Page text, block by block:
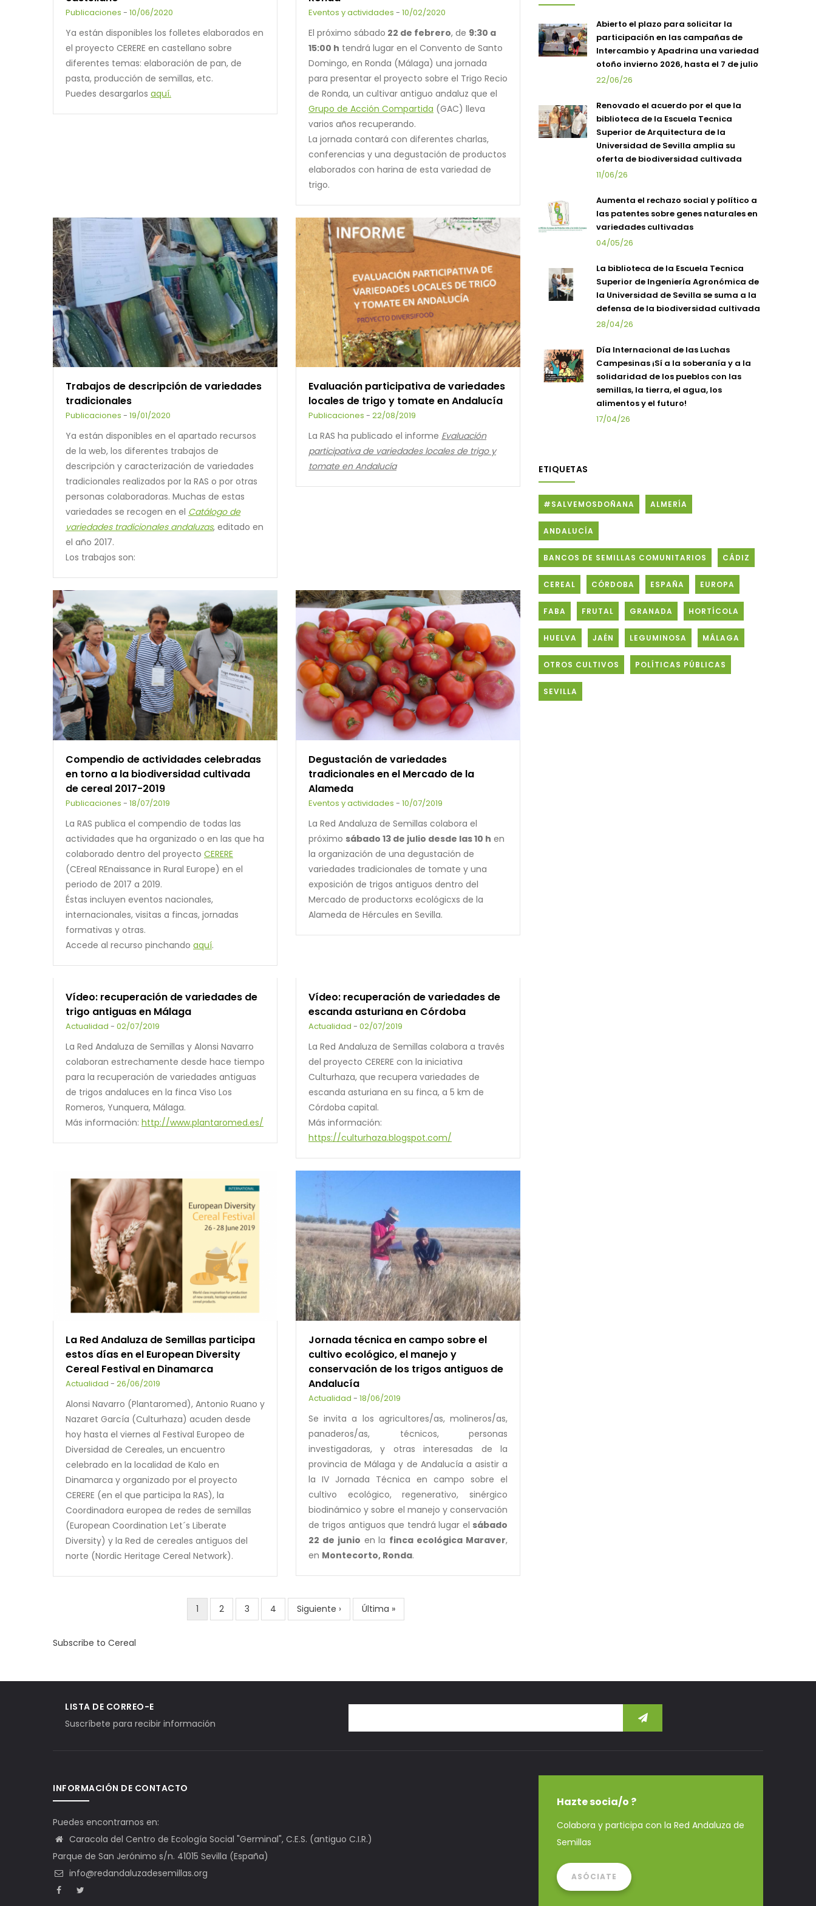
Publicaciones - 10/06/2020
Ya están disponibles los folletes elaborados en
el proyecto CERERE en castellano sobre
diferentes temas: elaboración de pan, de
pasta, producción de semillas, etc.
Puedes desargarlos aquí.
Eventos y actividades - 10/02/2020
El próximo sábado 22 de febrero, de 9:30 a
15:00 h tendrá lugar en el Convento de Santo
Domingo, en Ronda (Málaga) una jornada
para presentar el proyecto sobre el Trigo Recio
de Ronda, un cultivar antiguo andaluz que el
Grupo de Acción Compartida (GAC) lleva
varios años recuperando.
La jornada contará con diferentes charlas,
conferencias y una degustación de productos
elaborados con harina de esta variedad de
trigo.
Trabajos de descripción de variedades
tradicionales
Publicaciones - 19/01/2020
Ya están disponibles en el apartado recursos
de la web, los diferentes trabajos de
descripción y caracterización de variedades
tradicionales realizados por la RAS o por otras
personas colaboradoras. Muchas de estas
variedades se recogen en el Catálogo de
variedades tradicionales andaluzas, editado en
el año 2017.
Los trabajos son:
Evaluación participativa de variedades
locales de trigo y tomate en Andalucía
Publicaciones - 22/08/2019
La RAS ha publicado el informe Evaluación
participativa de variedades locales de trigo y
tomate en Andalucía
Compendio de actividades celebradas
en torno a la biodiversidad cultivada
de cereal 2017-2019
Publicaciones - 18/07/2019
La RAS publica el compendio de todas las
actividades que ha organizado o en las que ha
colaborado dentro del proyecto CERERE
(CEreal REnaissance in Rural Europe) en el
periodo de 2017 a 2019.
Éstas incluyen eventos nacionales,
internacionales, visitas a fincas, jornadas
formativas y otras.
Accede al recurso pinchando aquí.
Degustación de variedades
tradicionales en el Mercado de la
Alameda
Eventos y actividades - 10/07/2019
La Red Andaluza de Semillas colabora el
próximo sábado 13 de julio desde las 10 h en
la organización de una degustación de
variedades tradicionales de tomate y una
exposición de trigos antiguos dentro del
Mercado de productorxs ecológicxs de la
Alameda de Hércules en Sevilla.
Vídeo: recuperación de variedades de
trigo antiguas en Málaga
Actualidad - 02/07/2019
La Red Andaluza de Semillas y Alonsi Navarro
colaboran estrechamente desde hace tiempo
para la recuperación de variedades antiguas
de trigos andaluces en la finca Viso Los
Romeros, Yunquera, Málaga.
Más información: http://www.plantaromed.es/
Vídeo: recuperación de variedades de
escanda asturiana en Córdoba
Actualidad - 02/07/2019
La Red Andaluza de Semillas colabora a través
del proyecto CERERE con la iniciativa
Culturhaza, que recupera variedades de
escanda asturiana en su finca, a 5 km de
Córdoba capital.
Más información:
https://culturhaza.blogspot.com/
La Red Andaluza de Semillas participa
estos días en el European Diversity
Cereal Festival en Dinamarca
Actualidad - 26/06/2019
Alonsi Navarro (Plantaromed), Antonio Ruano y
Nazaret García (Culturhaza) acuden desde
hoy hasta el viernes al Festival Europeo de
Diversidad de Cereales, un encuentro
celebrado en la localidad de Kalo en
Dinamarca y organizado por el proyecto
CERERE (en el que participa la RAS), la
Coordinadora europea de redes de semillas
(European Coordination Let´s Liberate
Diversity) y la Red de cereales antiguos del
norte (Nordic Heritage Cereal Network).
Jornada técnica en campo sobre el
cultivo ecológico, el manejo y
conservación de los trigos antiguos de
Andalucía
Actualidad - 18/06/2019
Se invita a los agricultores/as, molineros/as,
panaderos/as, técnicos, personas
investigadoras, y otras interesadas de la
provincia de Málaga y de Andalucía a asistir a
la IV Jornada Técnica en campo sobre el
cultivo ecológico, regenerativo, sinérgico
biodinámico y sobre el manejo y conservación
de trigos antiguos que tendrá lugar el sábado
22 de junio en la finca ecológica Maraver,
en Montecorto, Ronda.
Current
page
1 Page
2 Page
3 Page
4
Next
page
Siguiente ›
Last
page
Última »
Subscribe to Cereal
Abierto el plazo para solicitar la
participación en las campañas de
Intercambio y Apadrina una variedad
otoño invierno 2026, hasta el 7 de julio
22/06/26
Renovado el acuerdo por el que la
biblioteca de la Escuela Tecnica
Superior de Arquitectura de la
Universidad de Sevilla amplia su
oferta de biodiversidad cultivada
11/06/26
Aumenta el rechazo social y político a
las patentes sobre genes naturales en
variedades cultivadas
04/05/26
La biblioteca de la Escuela Tecnica
Superior de Ingeniería Agronómica de
la Universidad de Sevilla se suma a la
defensa de la biodiversidad cultivada
28/04/26
Día Internacional de las Luchas
Campesinas ¡Sí a la soberanía y a la
solidaridad de los pueblos con las
semillas, la tierra, el agua, los
alimentos y el futuro!
17/04/26
ETIQUETAS
#SALVEMOSDOÑANA ALMERÍA
ANDALUCÍA
BANCOS DE SEMILLAS COMUNITARIOS CÁDIZ
CEREAL CÓRDOBA ESPAÑA EUROPA
FABA FRUTAL GRANADA HORTÍCOLA
HUELVA JAÉN LEGUMINOSA MÁLAGA
OTROS CULTIVOS POLÍTICAS PÚBLICAS
SEVILLA
LISTA DE CORREO-E
Suscríbete para recibir información
INFORMACIÓN DE CONTACTO
Puedes encontrarnos en:
Caracola del Centro de Ecología Social "Germinal", C.E.S. (antiguo C.I.R.)
Parque de San Jerónimo s/n. 41015 Sevilla (España)
info@redandaluzadesemillas.org
Hazte socia/o ?
Colabora y participa con la Red Andaluza de
Semillas
ASÓCIATE